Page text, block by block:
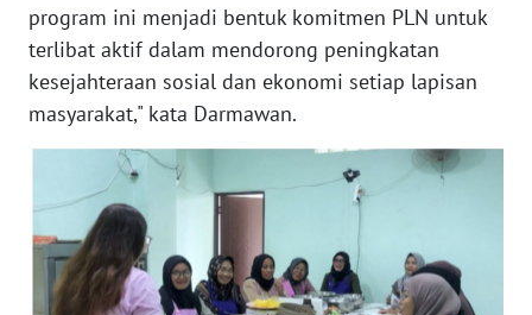
program ini menjadi bentuk komitmen PLN untuk
terlibat aktif dalam mendorong peningkatan
kesejahteraan sosial dan ekonomi setiap lapisan
masyarakat," kata Darmawan.
WN
KEPRI
WN
WN
PAPUA
BARAT